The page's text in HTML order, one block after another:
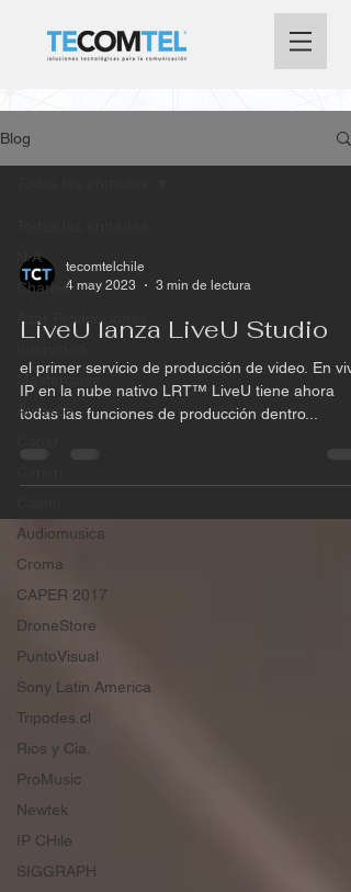
Blog
N/A
Charlas
Azar Producciones
Masterclass
Amexco
Audiomusica
Croma
CAPER 2017
DroneStore
PuntoVisual
Sony Latin America
Tripodes.cl
Rios y Cia.
ProMusic
Newtek
IP CHile
SIGGRAPH
tecomtelchile
4 may 2023
3 min de lectura
LiveU lanza LiveU Studio
el primer servicio de producción de video. En
IP en la nube nativo LRT™ LiveU tiene ahora
todas las funciones de producción dentro...